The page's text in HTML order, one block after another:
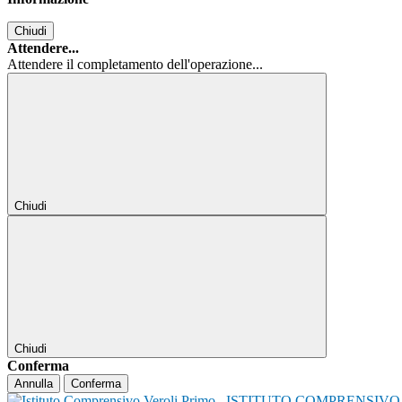
Chiudi
Attendere...
Attendere il completamento dell'operazione...
Chiudi
Chiudi
Conferma
Annulla Conferma